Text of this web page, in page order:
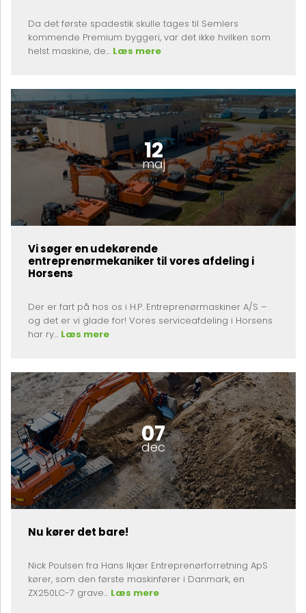
Da det første spadestik skulle tages til Semlers
kommende Premium byggeri, var det ikke hvilken som
helst maskine, de... Læs mere
12
maj
Vi søger en udekørende
entreprenørmekaniker til vores afdeling i
Horsens
Der er fart på hos os i H.P. Entreprenørmaskiner A/S –
og det er vi glade for! Vores serviceafdeling i Horsens
har ry... Læs mere
07
dec
Nu kører det bare!
Nick Poulsen fra Hans Ikjær Entreprenørforretning ApS
kører, som den første maskinfører i Danmark, en
ZX250LC-7 grave... Læs mere